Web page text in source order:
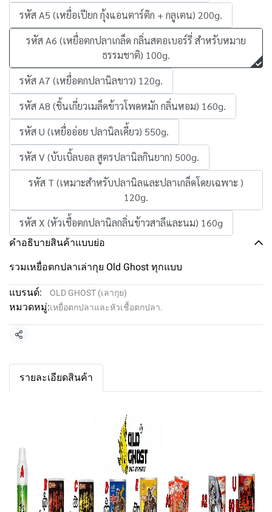
รหัส A5 (เหยื่อเปียก กุ้งแอนตาร์ติก + กลูเตน) 200g.
รหัส A6 (เหยื่อตกปลาเกล็ด กลิ่นสตอเบอร์รี่ สำหรับหมาย
ธรรมชาติ) 100g.
รหัส A7 (เหยื่อตกปลานิลขาว) 120g.
รหัส A8 (ชิ้นเกี่ยวเมล็ดข้าวโพดหมัก กลิ่นหอม) 160g.
รหัส U (เหยื่ออ่อย ปลานิลเคี้ยว) 550g.
รหัส V (บับเบิ้ลบอล สูตรปลานิลกินยาก) 500g.
รหัส T (เหมาะสำหรับปลานิลและปลาเกล็ดโดยเฉพาะ )
120g.
รหัส X (หัวเชื้อตกปลานิลกลิ่นข้าวสาลีและนม) 160g
คำอธิบายสินค้าแบบย่อ
รวมเหยื่อตกปลาเล่ากุย Old Ghost ทุกแบบ
แบรนด์: OLD GHOST (เลากุย)
หมวดหมู่:เหยื่อตกปลาและหัวเชื้อตกปลา.
แชร์
รายละเอียดสินค้า